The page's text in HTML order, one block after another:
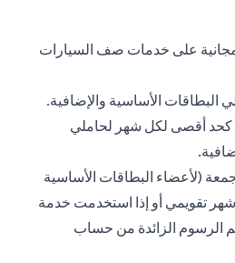
على خدمات صف السيارات
الأساسية والإضافية.
كحد أقصى لكل شهر لحاملي
(لأعضاء البطاقات الأساسية
شهر تقويمي أو إذا استخدمت خدمة
الرسوم الزائدة من حساب